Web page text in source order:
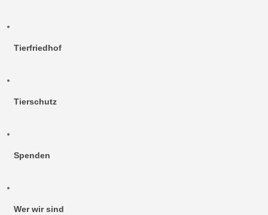
Tierfriedhof
Tierschutz
Spenden
Wer wir sind